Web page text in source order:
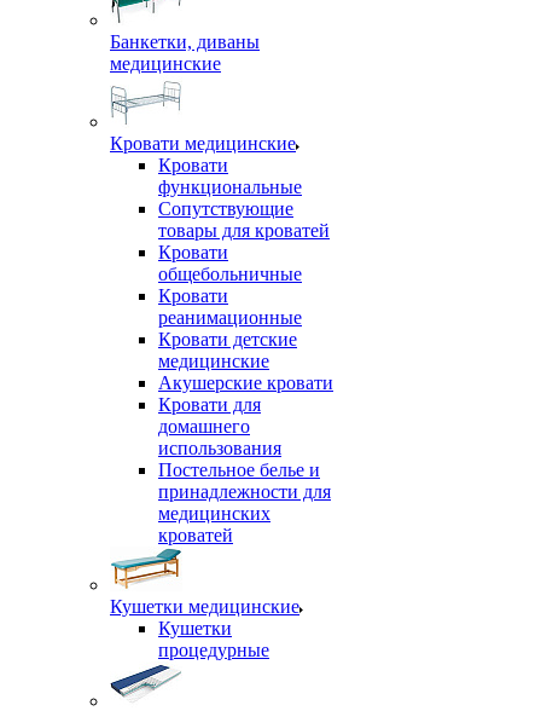
Банкетки, диваны
медицинские
Кровати медицинские
Кровати
функциональные
Сопутствующие
товары для кроватей
Кровати
общебольничные
Кровати
реанимационные
Кровати детские
медицинские
Акушерские кровати
Кровати для
домашнего
использования
Постельное белье и
принадлежности для
медицинских
кроватей
Кушетки медицинские
Кушетки
процедурные